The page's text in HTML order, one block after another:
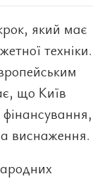
який має
техніки.
що Київ
виснаження.